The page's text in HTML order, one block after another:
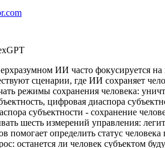
ИИ часто фокусируется
сценарии, где ИИ сохраняет
режимы сохранения человека:
цифровая диаспора
субъектности - сохранение
шесть измерений управления:
помогает определить статус
останется ли человек субъектом